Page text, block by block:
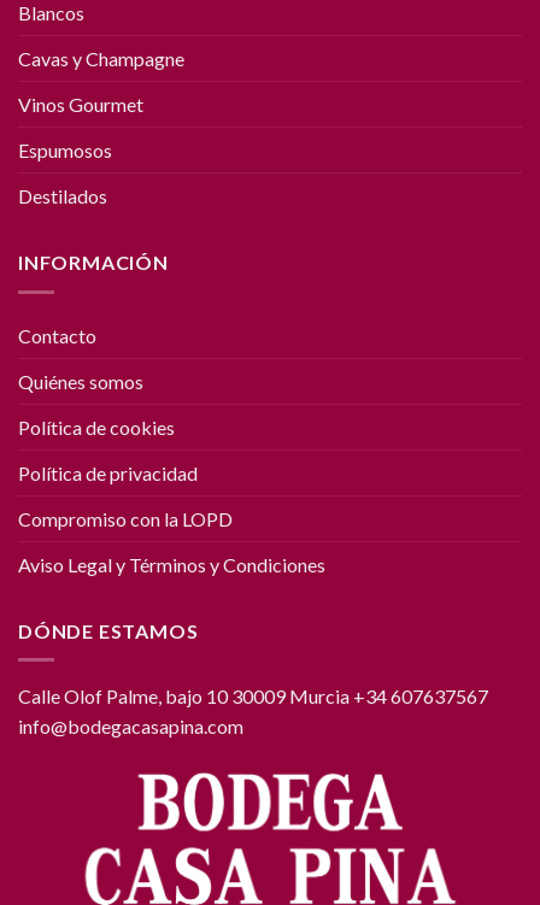
Blancos
Cavas y Champagne
Vinos Gourmet
Espumosos
Destilados
INFORMACIÓN
Contacto
Quiénes somos
Política de cookies
Política de privacidad
Compromiso con la LOPD
Aviso Legal y Términos y Condiciones
DÓNDE ESTAMOS
Calle Olof Palme, bajo 10 30009 Murcia +34 607637567
info@bodegacasapina.com